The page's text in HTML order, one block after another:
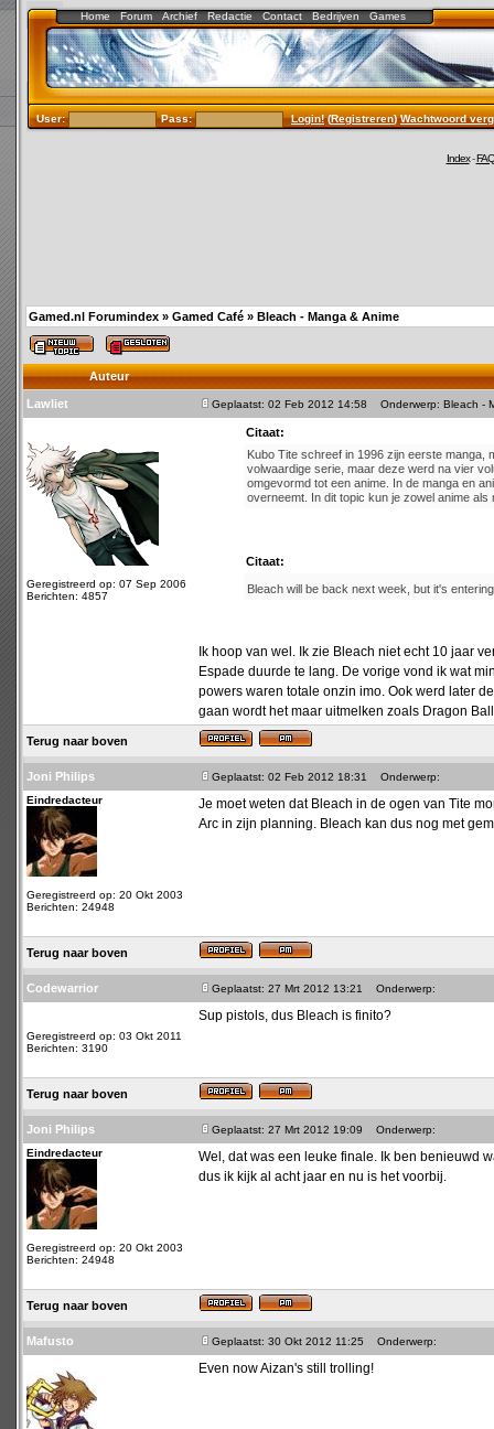
Home Forum Archief Redactie Contact Bedrijven Games
User: Pass: Login!(Registreren)Wachtwoord
Index-FAQ
Gamed.nl Forumindex » Gamed Café » Bleach - Manga & Anime
Auteur
Lawliet Geplaatst: 02 Feb 2012 14:58 Onderwerp: Bleach -
Geregistreerd op: 07 Sep 2006
Berichten: 4857
Citaat:
Kubo Tite schreef in 1996 zijn eerste manga,
volwaardige serie, maar deze werd na vier
omgevormd tot een anime. In de manga en
overneemt. In dit topic kun je zowel anime
Citaat:
Bleach will be back next week, but it's
Ik hoop van wel. Ik zie Bleach niet echt 10 jaar
Espade duurde te lang. De vorige vond ik wat
powers waren totale onzin imo. Ook werd later
gaan wordt het maar uitmelken zoals Dragon Ball
Terug naar boven
Joni Philips Geplaatst: 02 Feb 2012 18:31
Onderwerp:
Eindredacteur
Geregistreerd op: 20 Okt 2003
Berichten: 24948
Je moet weten dat Bleach in de ogen van Tite
Arc in zijn planning. Bleach kan dus nog met
Terug naar boven
Codewarrior Geplaatst: 27 Mrt 2012 13:21 Onderwerp:
Geregistreerd op: 03 Okt 2011
Berichten: 3190
Sup pistols, dus Bleach is finito?
Terug naar boven
Joni Philips Geplaatst: 27 Mrt 2012 19:09
Onderwerp:
Eindredacteur
Geregistreerd op: 20 Okt 2003
Berichten: 24948
Wel, dat was een leuke finale. Ik ben benieuwd
dus ik kijk al acht jaar en nu is het voorbij.
Terug naar boven
Mafusto Geplaatst: 30 Okt 2012 11:25 Onderwerp:
Even now Aizan's still trolling!